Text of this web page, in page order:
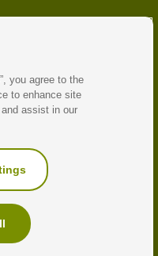
energéticas
y participa en proyectos
circular y promover la
you agree to the
to enhance site
assist in our